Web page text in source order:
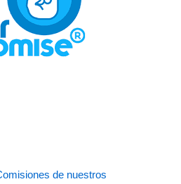
de nuestros